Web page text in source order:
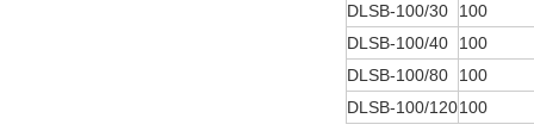
DLSB-100/30
100
DLSB-100/40
100
DLSB-100/80
100
DLSB-100/120100